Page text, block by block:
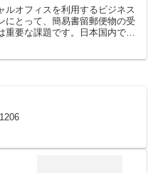
ルオフィスを利用するビジネス
にとって、簡易書留郵便物の受
重要な課題です。日本国内での